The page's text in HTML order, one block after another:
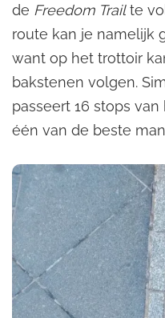
de Freedom Trailte
route kan je namelijk
want op het trottoir
bakstenen volgen.
passeert 16 stops
één van de beste